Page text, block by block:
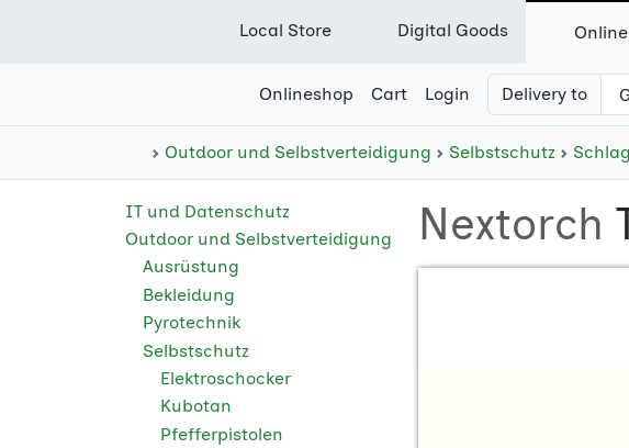
Local Store Digital Goods
Onlineshop Cart Login Delivery to
Outdoor und Selbstverteidigung Selbstschutz
IT und Datenschutz
Outdoor und Selbstverteidigung
Ausrüstung
Bekleidung
Pyrotechnik
Selbstschutz
Elektroschocker
Kubotan
Pfefferpistolen
Nextorch